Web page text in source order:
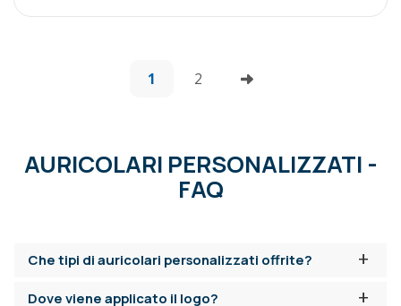
1 2
AURICOLARI PERSONALIZZATI -
FAQ
+
Che tipi di auricolari personalizzati offrite?
+
Dove viene applicato il logo?